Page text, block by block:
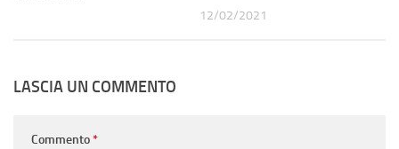
12/02/2021
LASCIA UN COMMENTO
Commento*